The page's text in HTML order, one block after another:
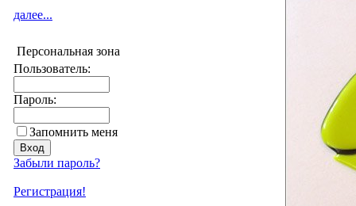
далее...
Персональная зона
Пользователь:
Пароль:
Запомнить меня
Забыли пароль?
Регистрация!